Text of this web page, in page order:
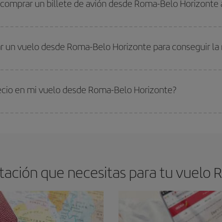
un billete de avión desde Roma-Belo Horizonte
Además, si buscas los vuelos con las fechas y los horarios del viaje un
un vuelo desde Roma-Belo Horizonte para conseguir
con antelación es
fundamentalpara conseguir vuelos baratos a
en mi vuelo desde Roma-Belo Horizonte?
que necesitas para tu vuelo